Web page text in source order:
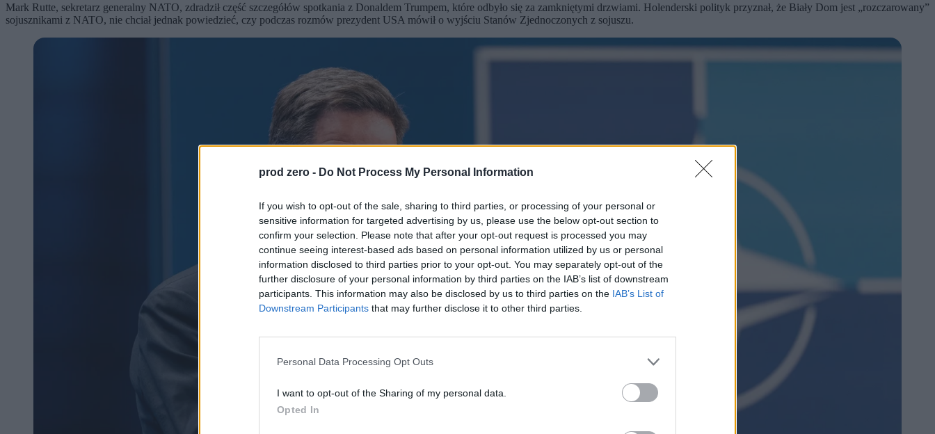
prod zero - Do Not Process My Personal Information
If you wish to opt-out of the sale, sharing to third parties, or processing of your personal or
sensitive information for targeted advertising by us, please use the below opt-out section to
confirm your selection. Please note that after your opt-out request is processed you may
continue seeing interest-based ads based on personal information utilized by us or personal
information disclosed to third parties prior to your opt-out. You may separately opt-out of the
further disclosure of your personal information by third parties on the IAB’s list of downstream
participants. This information may also be disclosed by us to third parties on the IAB’s List of
Downstream Participants that may further disclose it to other third parties.
Personal Data Processing Opt Outs
I want to opt-out of the Sharing of my personal data.
Opted In
Mark Rutte, sekretarz generalny NATO, zdradził część szczegółów spotkania z Donaldem Trumpem, które odbyło się za zamkniętymi drzwiami. Holenderski polityk przyznał, że Biały Dom jest „rozczarowany”
sojusznikami z NATO, nie chciał jednak powiedzieć, czy podczas rozmów prezydent USA mówił o wyjściu Stanów Zjednoczonych z sojuszu.